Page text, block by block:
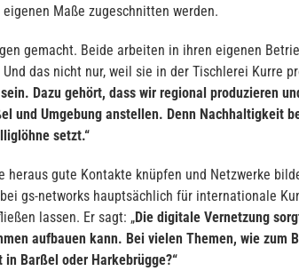
Maße zugeschnitten werden.
gemacht. Beide arbeiten in ihren eigenen
das nicht nur, weil sie in der Tischlerei Kurre
Dazu gehört, dass wir regional produzieren
und Umgebung anstellen. Denn Nachhaltigkeit
setzt.“
heraus gute Kontakte knüpfen und Netzwerke
gs-networks hauptsächlich für internationale
lassen. Er sagt: „Die digitale Vernetzung
aufbauen kann. Bei vielen Themen, wie zum
Barßel oder Harkebrügge?“